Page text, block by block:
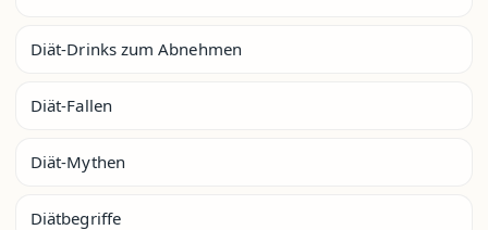
Diät-Drinks zum Abnehmen
Diät-Fallen
Diät-Mythen
Diätbegriffe